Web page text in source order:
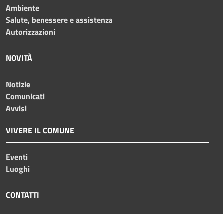
Ambiente
Salute, benessere e assistenza
Autorizzazioni
NOVITÀ
Notizie
Comunicati
Avvisi
VIVERE IL COMUNE
Eventi
Luoghi
CONTATTI